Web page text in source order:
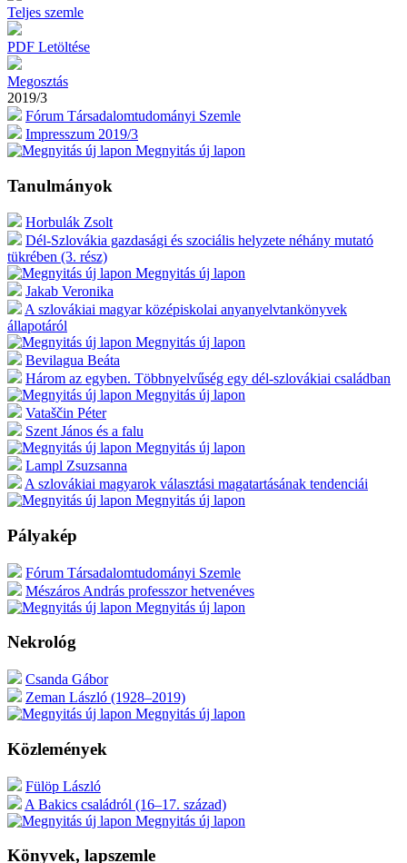
Teljes szemle
PDF Letöltése
Megosztás
2019/3
Fórum Társadalomtudományi Szemle
Impresszum 2019/3
Megnyitás új lapon
Tanulmányok
Horbulák Zsolt
Dél-Szlovákia gazdasági és szociális helyzete néhány mutató
tükrében (3. rész)
Megnyitás új lapon
Jakab Veronika
A szlovákiai magyar középiskolai anyanyelvtankönyvek
állapotáról
Megnyitás új lapon
Bevilagua Beáta
Három az egyben. Többnyelvűség egy dél-szlovákiai családban
Megnyitás új lapon
Vataščin Péter
Szent János és a falu
Megnyitás új lapon
Lampl Zsuzsanna
A szlovákiai magyarok választási magatartásának tendenciái
Megnyitás új lapon
Pályakép
Fórum Társadalomtudományi Szemle
Mészáros András professzor hetvenéves
Megnyitás új lapon
Nekrológ
Csanda Gábor
Zeman László (1928–2019)
Megnyitás új lapon
Közlemények
Fülöp László
A Bakics családról (16–17. század)
Megnyitás új lapon
Könyvek, lapszemle